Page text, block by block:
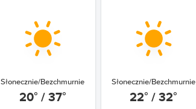
Słonecznie/Bezchmurnie
20° / 37°
Słonecznie/Bezchmurnie
22° / 32°